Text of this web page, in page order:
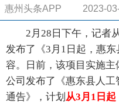
惠州头条APP 2023-03-
2月28日下午，记者从
发布了《3月1日起，惠
容。日前，该项目实施
公司发布了《惠东县人
通告》，计划 从3月1日起